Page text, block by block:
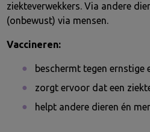
ziekteverwekkers. Via andere
(onbewust) via mensen.
Vaccineren:
beschermt tegen ernstige
zorgt ervoor dat een
helpt andere dieren én